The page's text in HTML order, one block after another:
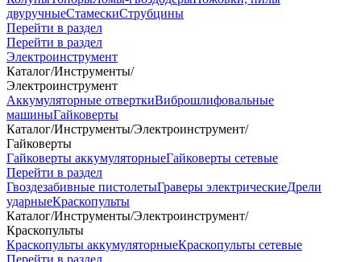
двуручныеСтамескиСтрубцины
Перейти в раздел
Перейти в раздел
Электроинструмент
Каталог/Инструменты/
Электроинструмент
Аккумуляторные отверткиВиброшлифовальные
машиныГайковерты
Каталог/Инструменты/Электроинструмент/
Гайковерты
Гайковерты аккумуляторныеГайковерты сетевые
Перейти в раздел
Гвоздезабивные пистолетыГраверы электрическиеДрели
ударныеКраскопульты
Каталог/Инструменты/Электроинструмент/
Краскопульты
Краскопульты аккумуляторныеКраскопульты сетевые
Перейти в раздел